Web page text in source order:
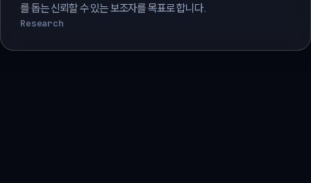
를 돕는 신뢰할 수 있는 보조자를 목표로 합니다.
Research